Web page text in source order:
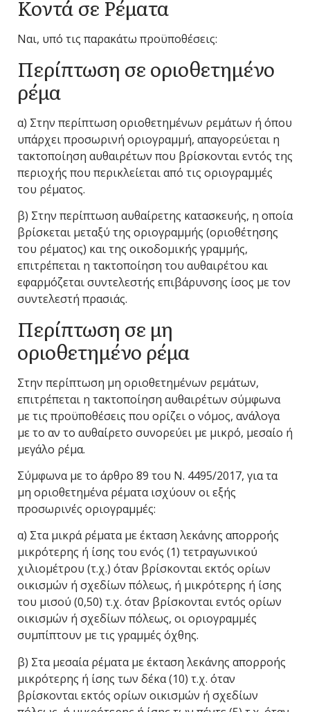
Κοντά σε Ρέματα
Ναι, υπό τις παρακάτω προϋποθέσεις:
Περίπτωση σε οριοθετημένο
ρέμα
α) Στην περίπτωση οριοθετημένων ρεμάτων ή όπου
υπάρχει προσωρινή οριογραμμή, απαγορεύεται η
τακτοποίηση αυθαιρέτων που βρίσκονται εντός της
περιοχής που περικλείεται από τις οριογραμμές
του ρέματος.
β) Στην περίπτωση αυθαίρετης κατασκευής, η οποία
βρίσκεται μεταξύ της οριογραμμής (οριοθέτησης
του ρέματος) και της οικοδομικής γραμμής,
επιτρέπεται η τακτοποίηση του αυθαιρέτου και
εφαρμόζεται συντελεστής επιβάρυνσης ίσος με τον
συντελεστή πρασιάς.
Περίπτωση σε μη
οριοθετημένο ρέμα
Στην περίπτωση μη οριοθετημένων ρεμάτων,
επιτρέπεται η τακτοποίηση αυθαιρέτων σύμφωνα
με τις προϋποθέσεις που ορίζει ο νόμος, ανάλογα
με το αν το αυθαίρετο συνορεύει με μικρό, μεσαίο ή
μεγάλο ρέμα.
Σύμφωνα με το άρθρο 89 του Ν. 4495/2017, για τα
μη οριοθετημένα ρέματα ισχύουν οι εξής
προσωρινές οριογραμμές:
α) Στα μικρά ρέματα με έκταση λεκάνης απορροής
μικρότερης ή ίσης του ενός (1) τετραγωνικού
χιλιομέτρου (τ.χ.) όταν βρίσκονται εκτός ορίων
οικισμών ή σχεδίων πόλεως, ή μικρότερης ή ίσης
του μισού (0,50) τ.χ. όταν βρίσκονται εντός ορίων
οικισμών ή σχεδίων πόλεως, οι οριογραμμές
συμπίπτουν με τις γραμμές όχθης.
β) Στα μεσαία ρέματα με έκταση λεκάνης απορροής
μικρότερης ή ίσης των δέκα (10) τ.χ. όταν
βρίσκονται εκτός ορίων οικισμών ή σχεδίων